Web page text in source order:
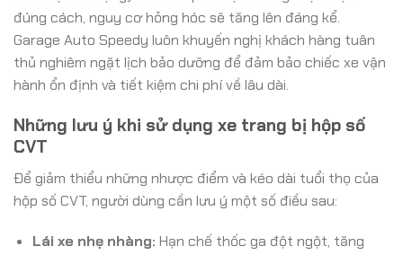
đúng cách, nguy cơ hỏng hóc sẽ tăng lên đáng kể.
Garage Auto Speedy luôn khuyến nghị khách hàng tuân
thủ nghiêm ngặt lịch bảo dưỡng để đảm bảo chiếc xe vận
hành ổn định và tiết kiệm chi phí về lâu dài.
Những lưu ý khi sử dụng xe trang bị hộp số
CVT
Để giảm thiểu những nhược điểm và kéo dài tuổi thọ của
hộp số CVT, người dùng cần lưu ý một số điều sau:
Lái xe nhẹ nhàng: Hạn chế thốc ga đột ngột, tăng